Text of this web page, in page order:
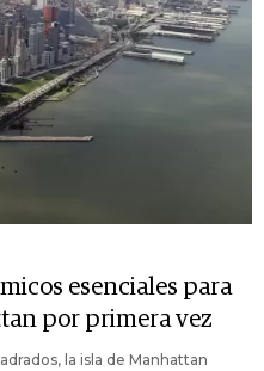
esenciales para
por primera vez
la isla de Manhattan